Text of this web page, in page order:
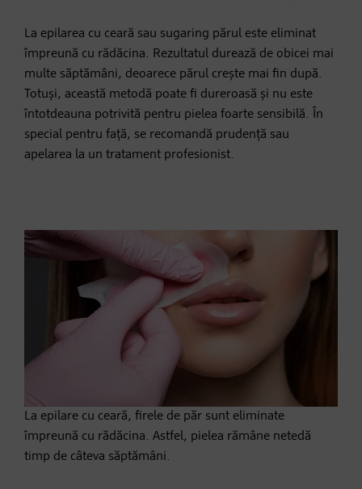
La epilarea cu ceară sau sugaring părul este eliminat
împreună cu rădăcina. Rezultatul durează de obicei mai
multe săptămâni, deoarece părul crește mai fin după.
Totuși, această metodă poate fi dureroasă și nu este
întotdeauna potrivită pentru pielea foarte sensibilă. În
special pentru față, se recomandă prudență sau
apelarea la un tratament profesionist.
La epilare cu ceară, firele de păr sunt eliminate
împreună cu rădăcina. Astfel, pielea rămâne netedă
timp de câteva săptămâni.